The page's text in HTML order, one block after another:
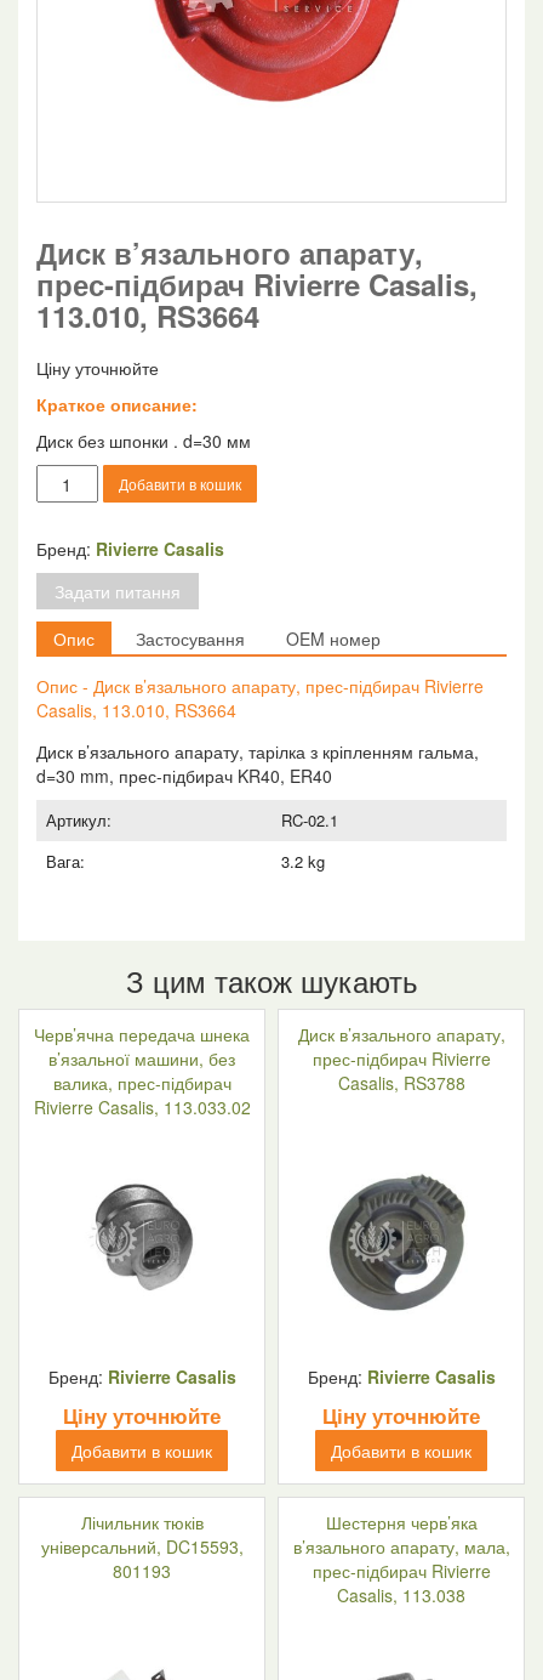
Диск в’язального апарату,
прес-підбирач Rivierre Casalis,
113.010, RS3664
Ціну уточнюйте
Краткое описание:
Диск без шпонки . d=30 мм
Диск
в'язального
прес-
підбирач
Rivierre
Casalis,
113.010,
кількість
Добавити в кошик
Бренд: Rivierre Casalis
Задати питання
Опис
Застосування
OEM номер
Опис - Диск в’язального апарату, прес-підбирач Rivierre
Casalis, 113.010, RS3664
Диск в’язального апарату, тарілка з кріпленням гальма,
d=30 mm, прес-підбирач KR40, ER40
Артикул:
RC-02.1
Вага:
3.2 kg
З цим також шукають
Черв’ячна передача шнека
в’язальної машини, без
валика, прес-підбирач
Rivierre Casalis, 113.033.02
Бренд: Rivierre Casalis
Ціну уточнюйте
Добавити в кошик
Диск в’язального апарату,
прес-підбирач Rivierre
Casalis, RS3788
Бренд: Rivierre Casalis
Ціну уточнюйте
Добавити в кошик
Лічильник тюків
універсальний, DC15593,
801193
Шестерня черв’яка
в’язального апарату, мала,
прес-підбирач Rivierre
Casalis, 113.038